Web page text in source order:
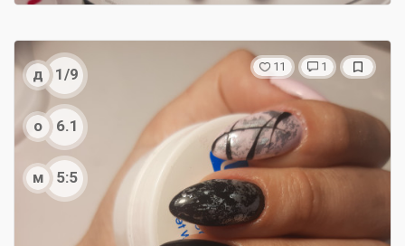
д 1/9
о 6.1
м 5:5
11 1